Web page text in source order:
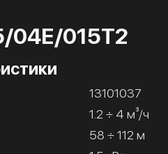
04Е/015Т2
13101037
1.2 ÷ 4 м³/ч
58 ÷ 112 м